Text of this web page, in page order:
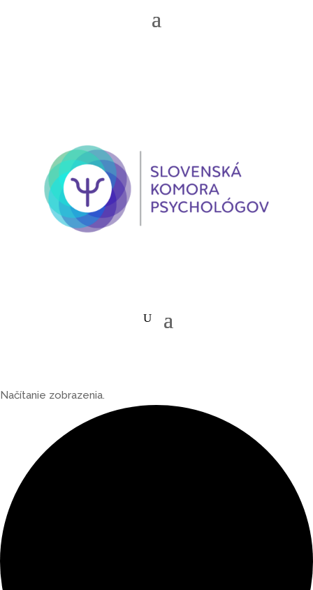
Načítanie zobrazenia.